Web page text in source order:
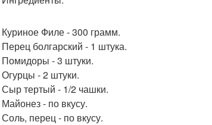
Куриное Филе - 300 грамм.
Перец болгарский - 1 штука.
Помидоры - 3 штуки.
Огурцы - 2 штуки.
Сыр тертый - 1/2 чашки.
Майонез - по вкусу.
Соль, перец - по вкусу.